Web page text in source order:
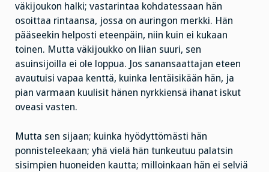
väkijoukon halki; vastarintaa kohdatessaan hän
osoittaa rintaansa, jossa on auringon merkki. Hän
pääseekin helposti eteenpäin, niin kuin ei kukaan
toinen. Mutta väkijoukko on liian suuri, sen
asuinsijoilla ei ole loppua. Jos sanansaattajan eteen
avautuisi vapaa kenttä, kuinka lentäisikään hän, ja
pian varmaan kuulisit hänen nyrkkiensä ihanat iskut
oveasi vasten.
Mutta sen sijaan; kuinka hyödyttömästi hän
ponnisteleekaan; yhä vielä hän tunkeutuu palatsin
sisimpien huoneiden kautta; milloinkaan hän ei selviä